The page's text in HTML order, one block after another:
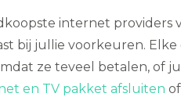
internet providers
bij jullie voorkeuren. Elke
ze teveel betalen, of
en TV pakket afsluiten